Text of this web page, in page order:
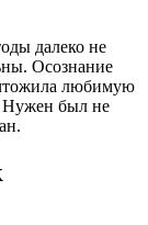
далеко не
Осознание
любимую
Нужен был не